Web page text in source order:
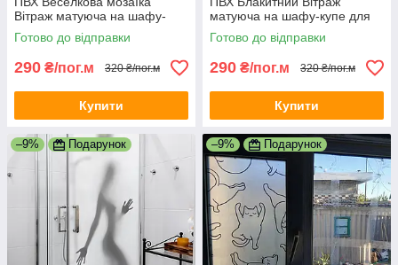
Вітраж матуюча на шафу-
купе для дзеркала 1 пог.м
1000х1000 мм
Готово до відправки
290 ₴/пог.м 320 ₴/пог.м
Купити
матуюча на шафу-купе для
дзеркала 1 пог.м 1000х1000
мм
Готово до відправки
290 ₴/пог.м 320 ₴/пог.м
Купити
–9% Подарунок –9% Подарунок